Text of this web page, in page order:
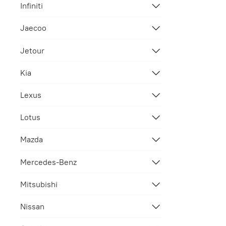
Infiniti
Jaecoo
Jetour
Kia
Lexus
Lotus
Mazda
Mercedes-Benz
Mitsubishi
Nissan